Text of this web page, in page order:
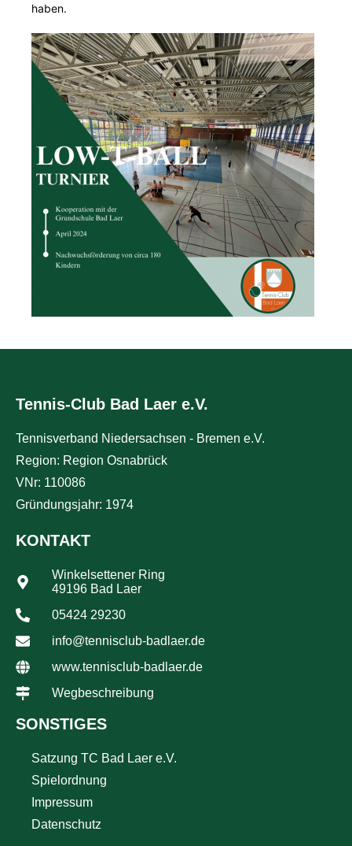
haben.
Tennis-Club Bad Laer e.V.
Tennisverband Niedersachsen - Bremen e.V.
Region: Region Osnabrück
VNr: 110086
Gründungsjahr: 1974
KONTAKT
Winkelsettener Ring
49196 Bad Laer
05424 29230
info@tennisclub-badlaer.de
www.tennisclub-badlaer.de
Wegbeschreibung
SONSTIGES
Satzung TC Bad Laer e.V.
Spielordnung
Impressum
Datenschutz